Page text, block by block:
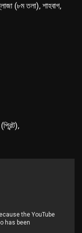
(৮ম তলা), শাহবাগ,